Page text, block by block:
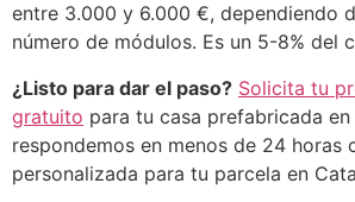
entre 3.000 y 6.000 €, dependiendo
número de módulos. Es un 5-8% del
¿Listo para dar el paso? Solicita tu
gratuito para tu casa prefabricada en
respondemos en menos de 24 horas
personalizada para tu parcela en